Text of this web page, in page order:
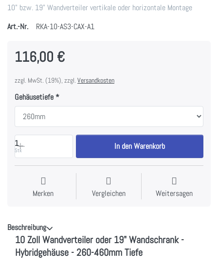
10" bzw. 19" Wandverteiler vertikale oder horizontale Montage
Art.-Nr.
RKA-10-AS3-CAX-A1
116,00 €
zzgl. MwSt. (19%), zzgl. Versandkosten
Gehäusetiefe
1
Stk In den Warenkorb
Merken Vergleichen Weitersagen
Beschreibung
10 Zoll Wandverteiler oder 19" Wandschrank -
Hybridgehäuse - 260-460mm Tiefe